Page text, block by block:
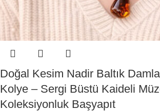
Doğal Kesim Nadir Baltık
Kolye – Sergi Büstü Kaideli
Koleksiyonluk Başyapıt